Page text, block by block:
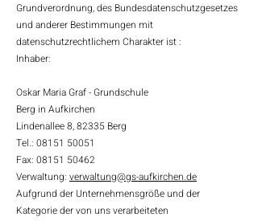
Grundverordnung, des Bundesdatenschutzgesetzes
und anderer Bestimmungen mit
datenschutzrechtlichem Charakter ist :
Inhaber:
Oskar Maria Graf - Grundschule
Berg in Aufkirchen
Lindenallee 8, 82335 Berg
Tel.: 08151 50051
Fax: 08151 50462
Verwaltung: verwaltung@gs-aufkirchen.de
Aufgrund der Unternehmensgröße und der
Kategorie der von uns verarbeiteten